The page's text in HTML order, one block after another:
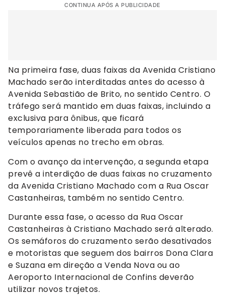
CONTINUA APÓS A PUBLICIDADE
Na primeira fase, duas faixas da Avenida Cristiano
Machado serão interditadas antes do acesso à
Avenida Sebastião de Brito, no sentido Centro. O
tráfego será mantido em duas faixas, incluindo a
exclusiva para ônibus, que ficará
temporariamente liberada para todos os
veículos apenas no trecho em obras.
Com o avanço da intervenção, a segunda etapa
prevê a interdição de duas faixas no cruzamento
da Avenida Cristiano Machado com a Rua Oscar
Castanheiras, também no sentido Centro.
Durante essa fase, o acesso da Rua Oscar
Castanheiras à Cristiano Machado será alterado.
Os semáforos do cruzamento serão desativados
e motoristas que seguem dos bairros Dona Clara
e Suzana em direção a Venda Nova ou ao
Aeroporto Internacional de Confins deverão
utilizar novos trajetos.